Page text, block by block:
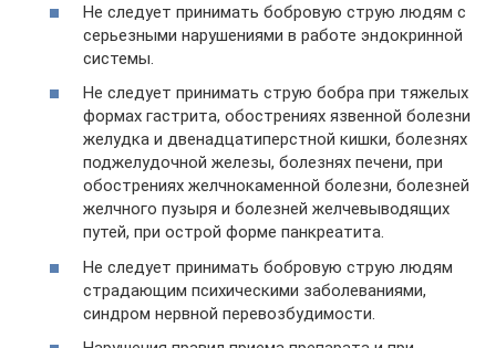
Не следует принимать бобровую струю людям с
серьезными нарушениями в работе эндокринной
системы.
Не следует принимать струю бобра при тяжелых
формах гастрита, обострениях язвенной болезни
желудка и двенадцатиперстной кишки, болезнях
поджелудочной железы, болезнях печени, при
обострениях желчнокаменной болезни, болезней
желчного пузыря и болезней желчевыводящих
путей, при острой форме панкреатита.
Не следует принимать бобровую струю людям
страдающим психическими заболеваниями,
синдром нервной перевозбудимости.